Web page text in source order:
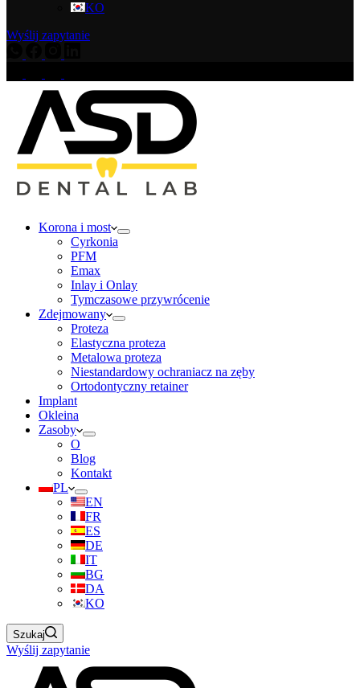
KO
Wyślij zapytanie
Korona i most
Cyrkonia
PFM
Emax
Inlay i Onlay
Tymczasowe przywrócenie
Zdejmowany
Proteza
Elastyczna proteza
Metalowa proteza
Niestandardowy ochraniacz na zęby
Ortodontyczny retainer
Implant
Okleina
Zasoby
O
Blog
Kontakt
PL
EN
FR
ES
DE
IT
BG
DA
KO
Szukaj
Wyślij zapytanie